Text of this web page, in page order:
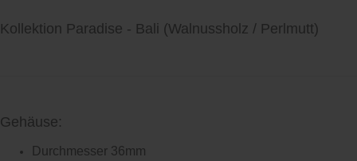
Kollektion Paradise - Bali (Walnussholz / Perlmutt)
Gehäuse:
Durchmesser 36mm